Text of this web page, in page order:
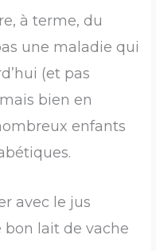
à terme, du
une maladie qui
(et pas
bien en
enfants
avec le jus
bon lait de vache